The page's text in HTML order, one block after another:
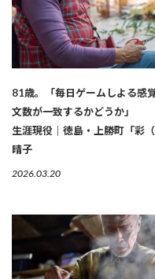
81歳。「毎日ゲームしよる感
文数が一致するかどうか」
生涯現役｜徳島・上勝町「彩
晴子
2026.03.20